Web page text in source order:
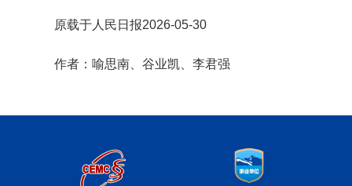
原载于人民日报2026-05-30
作者：喻思南、谷业凯、李君强